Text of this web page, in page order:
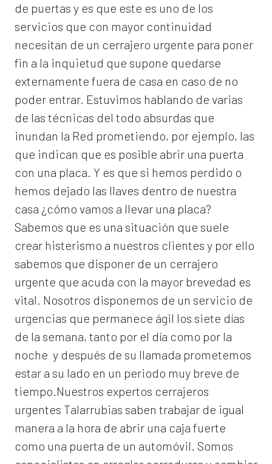
de puertas y es que este es uno de los
servicios que con mayor continuidad
necesitan de un cerrajero urgente para poner
fin a la inquietud que supone quedarse
externamente fuera de casa en caso de no
poder entrar. Estuvimos hablando de varias
de las técnicas del todo absurdas que
inundan la Red prometiendo, por ejemplo, las
que indican que es posible abrir una puerta
con una placa. Y es que si hemos perdido o
hemos dejado las llaves dentro de nuestra
casa ¿cómo vamos a llevar una placa?
Sabemos que es una situación que suele
crear histerismo a nuestros clientes y por ello
sabemos que disponer de un cerrajero
urgente que acuda con la mayor brevedad es
vital. Nosotros disponemos de un servicio de
urgencias que permanece ágil los siete días
de la semana, tanto por el día como por la
noche y después de su llamada prometemos
estar a su lado en un periodo muy breve de
tiempo.Nuestros expertos cerrajeros
urgentes Talarrubias saben trabajar de igual
manera a la hora de abrir una caja fuerte
como una puerta de un automóvil. Somos